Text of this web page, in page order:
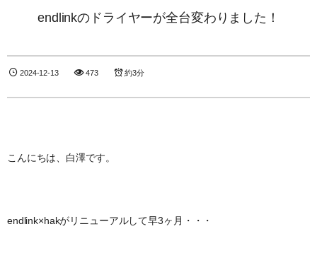
endlinkのドライヤーが全台変わりました！
2024-12-13 473 約3分
こんにちは、白澤です。
endlink×hakがリニューアルして早3ヶ月・・・